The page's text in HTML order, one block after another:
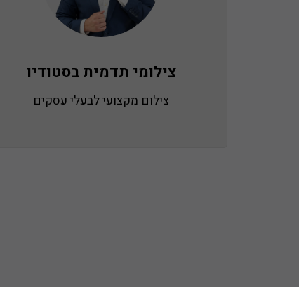
צילומי תדמית בסטודיו
צילום מקצועי לבעלי עסקים